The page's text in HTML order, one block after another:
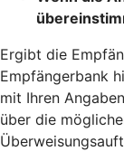
Ergibt die
Empfängerbank
mit Ihren
über die